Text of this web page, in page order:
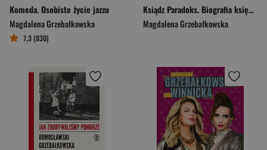
Komeda. Osobiste życie jazzu
Magdalena Grzebałkowska
7,3 (830)
Ksiądz Paradoks. Biografia księdza Jana Twardowskiego [2025]
Magdalena Grzebałkowska